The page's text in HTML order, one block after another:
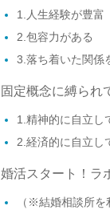
1.人生経験が豊富
2.包容力がある
3.落ち着いた関係
固定概念に縛られ
1.精神的に自立し
2.経済的に自立し
婚活スタート！ラ
（※結婚相談所を